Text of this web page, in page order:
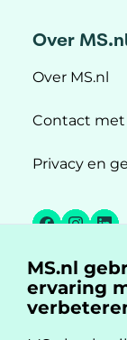
Over
Over MS.nl
Contact met
Privacy en
Facebook
Instagram
MS.nl is
MS.nl
ervaring